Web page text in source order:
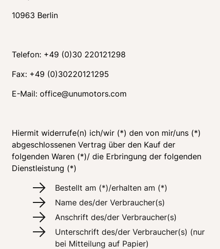
10963 Berlin
Telefon: +49 (0)30 220121298
Fax: +49 (0)30220121295
E-Mail: office@unumotors.com
Hiermit widerrufe(n) ich/wir (*) den von mir/uns (*)
abgeschlossenen Vertrag über den Kauf der
folgenden Waren (*)/ die Erbringung der folgenden
Dienstleistung (*)
Bestellt am (*)/erhalten am (*)
Name des/der Verbraucher(s)
Anschrift des/der Verbraucher(s)
Unterschrift des/der Verbraucher(s) (nur
bei Mitteilung auf Papier)